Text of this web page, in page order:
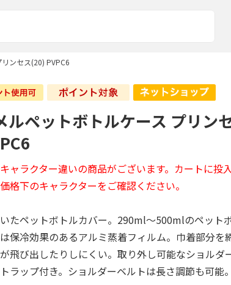
ンセス(20) PVPC6
ルペットボトルケース プリン
ャラクター違いの商品がございます。カートに投
格下のキャラクターをご確認ください。
たペットボトルカバー。290ml～500mlのペット
保冷効果のあるアルミ蒸着フィルム。巾着部分を
飛び出したりしにくい。取り外し可能なショルダ
ラップ付き。ショルダーベルトは長さ調節も可能。